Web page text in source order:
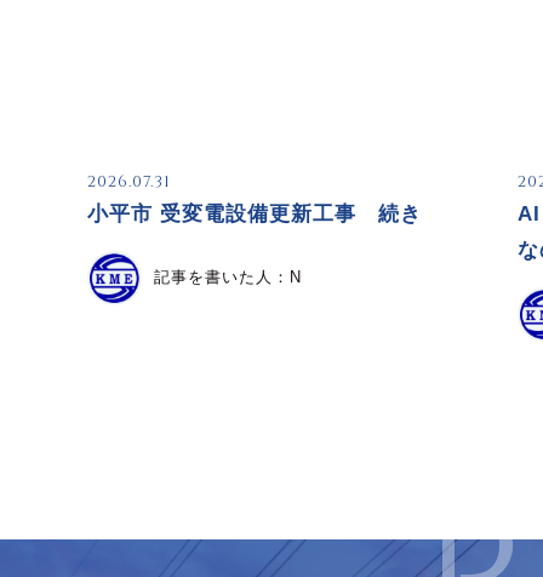
2026.07.31
小平市 受変電設備更新工事 続き
記事を書いた人： N